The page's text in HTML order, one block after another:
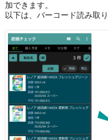
加できます。
以下は、バーコード読み取